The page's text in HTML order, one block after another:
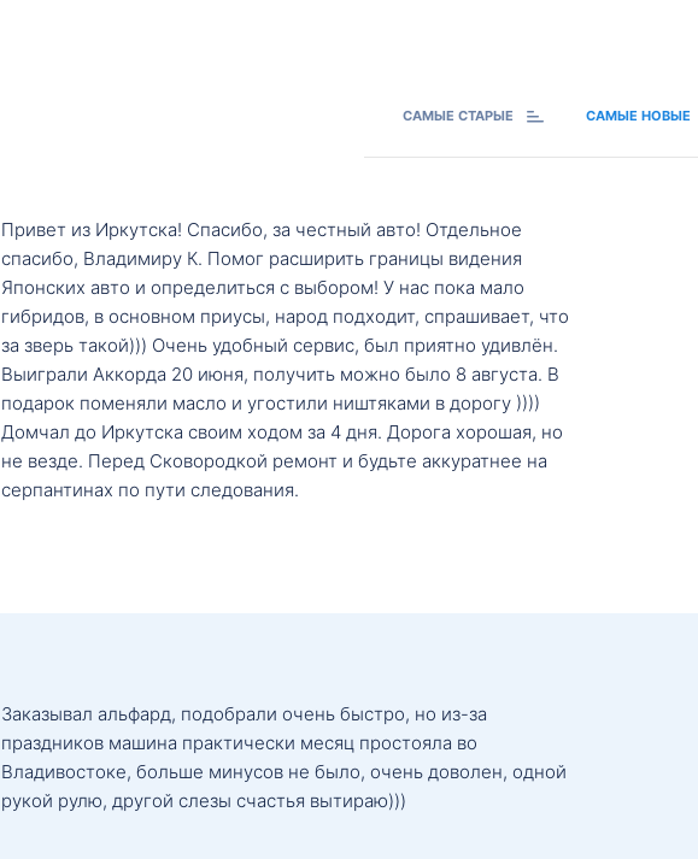
САМЫЕ СТАРЫЕ САМЫЕ НОВЫЕ
Привет из Иркутска! Спасибо, за честный авто! Отдельное
спасибо, Владимиру К. Помог расширить границы видения
Японских авто и определиться с выбором! У нас пока мало
гибридов, в основном приусы, народ подходит, спрашивает, что
за зверь такой))) Очень удобный сервис, был приятно удивлён.
Выиграли Аккорда 20 июня, получить можно было 8 августа. В
подарок поменяли масло и угостили ништяками в дорогу ))))
Домчал до Иркутска своим ходом за 4 дня. Дорога хорошая, но
не везде. Перед Сковородкой ремонт и будьте аккуратнее на
серпантинах по пути следования.
Заказывал альфард, подобрали очень быстро, но из-за
праздников машина практически месяц простояла во
Владивостоке, больше минусов не было, очень доволен, одной
рукой рулю, другой слезы счастья вытираю)))